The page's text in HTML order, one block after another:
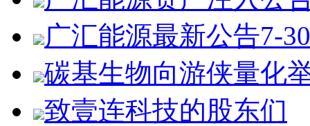
广汇能源最新公告7-30
碳基生物向游侠量化
致壹连科技的股东们